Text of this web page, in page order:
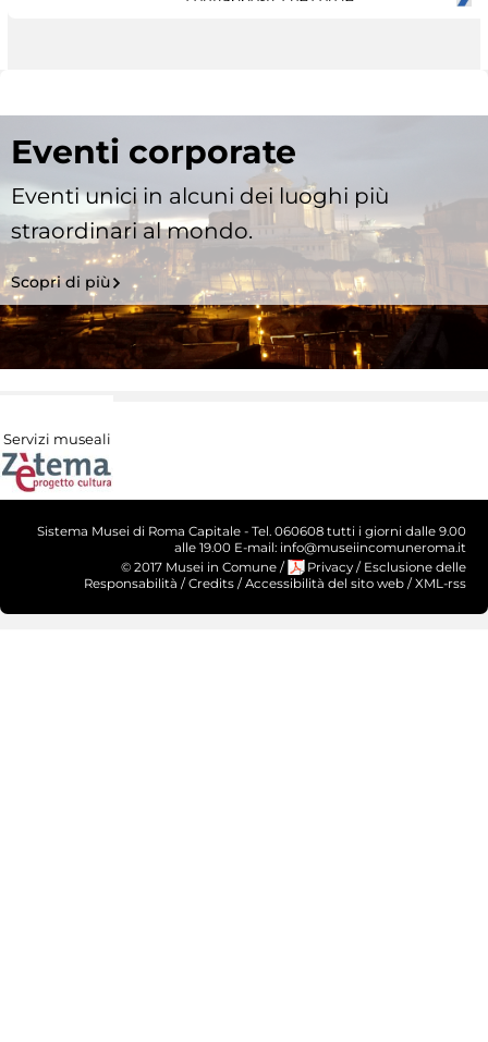
Eventi corporate
Eventi unici in alcuni dei luoghi più
straordinari al mondo.
Scopri di più
Servizi museali
Sistema Musei di Roma Capitale - Tel. 060608 tutti i giorni dalle 9.00
alle 19.00 E-mail: info@museiincomuneroma.it
© 2017 Musei in Comune / Privacy / Esclusione delle
Responsabilità / Credits / Accessibilità del sito web / XML-rss